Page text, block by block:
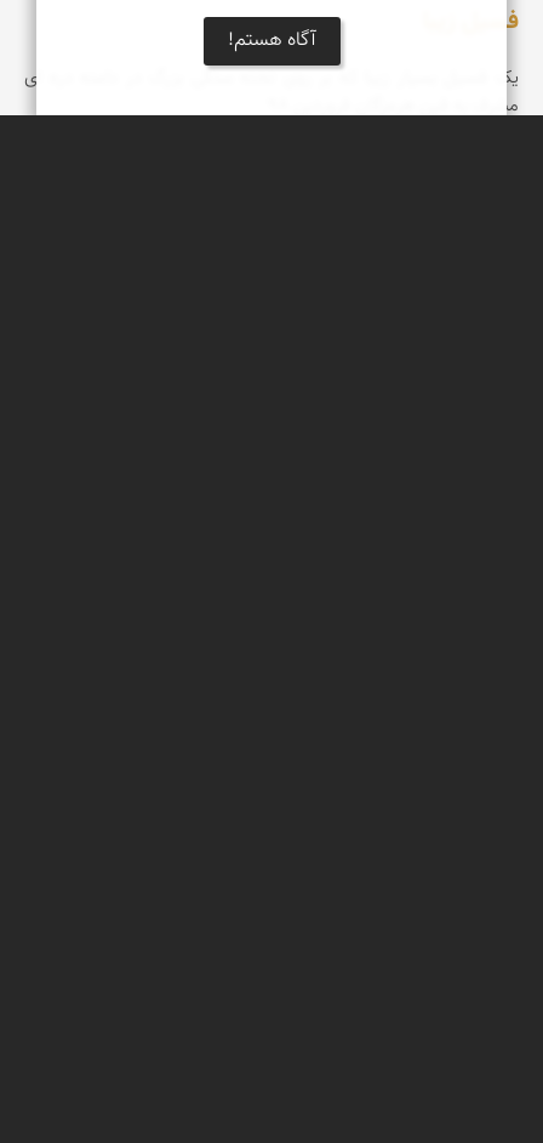
فسیل زیبا
یک فسیل بسیار زیبا که بر روی تخته سنگی بزرگ در دامنه دره ای
مشرف به فین هرمزگان فروردین 98
آگاه هستم!